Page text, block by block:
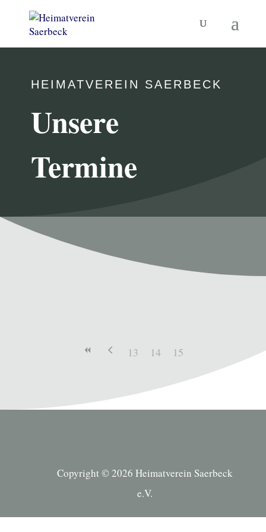
HEIMATVEREIN SAERBECK
Unsere
Termine
13 14 15
Copyright © 2026 Heimatverein Saerbeck
e.V.